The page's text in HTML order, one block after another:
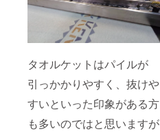
タオルケットはパイルが
引っかかりやすく、抜けや
すいといった印象がある方
も多いのではと思いますが